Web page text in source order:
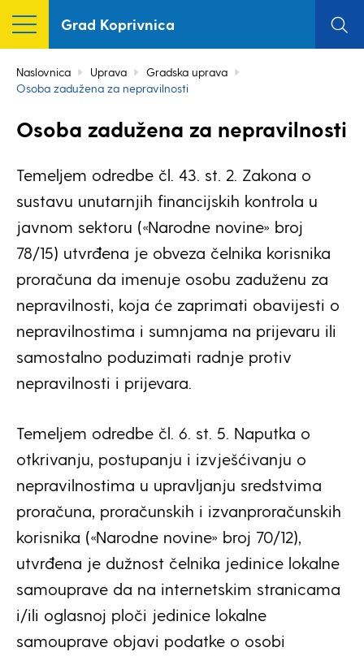
Grad Koprivnica
Naslovnica Uprava
Gradska uprava
Osoba zadužena za nepravilnosti
Osoba zadužena za nepravilnosti
Temeljem odredbe čl. 43. st. 2. Zakona o
sustavu unutarnjih financijskih kontrola u
javnom sektoru («Narodne novine» broj
78/15) utvrđena je obveza čelnika korisnika
proračuna da imenuje osobu zaduženu za
nepravilnosti, koja će zaprimati obavijesti o
nepravilnostima i sumnjama na prijevaru ili
samostalno poduzimati radnje protiv
nepravilnosti i prijevara.
Temeljem odredbe čl. 6. st. 5. Naputka o
otkrivanju, postupanju i izvješćivanju o
nepravilnostima u upravljanju sredstvima
proračuna, proračunskih i izvanproračunskih
korisnika («Narodne novine» broj 70/12),
utvrđena je dužnost čelnika jedinice lokalne
samouprave da na internetskim stranicama
i/ili oglasnoj ploči jedinice lokalne
samouprave objavi podatke o osobi